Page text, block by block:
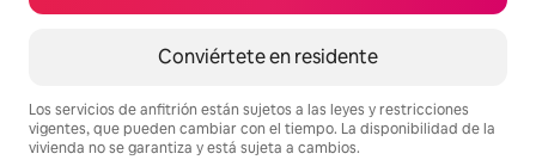
Conviértete en residente
Los servicios de anfitrión están sujetos a las leyes y restricciones
vigentes, que pueden cambiar con el tiempo. La disponibilidad de la
vivienda no se garantiza y está sujeta a cambios.